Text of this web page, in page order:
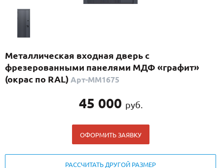
(29)
ПО НАЗНАЧЕНИЮ
ПО КОНСТРУКЦИИ
Металлическая входная дверь с
фрезерованными панелями МДФ «графит»
(окрас по RAL) Арт-ММ1675
45 000 руб.
ОФОРМИТЬ ЗАЯВКУ
РАССЧИТАТЬ ДРУГОЙ РАЗМЕР